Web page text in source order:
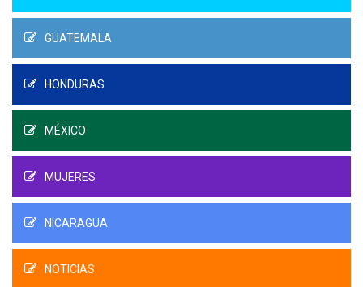
GUATEMALA
HONDURAS
MÉXICO
MUJERES
NICARAGUA
NOTICIAS